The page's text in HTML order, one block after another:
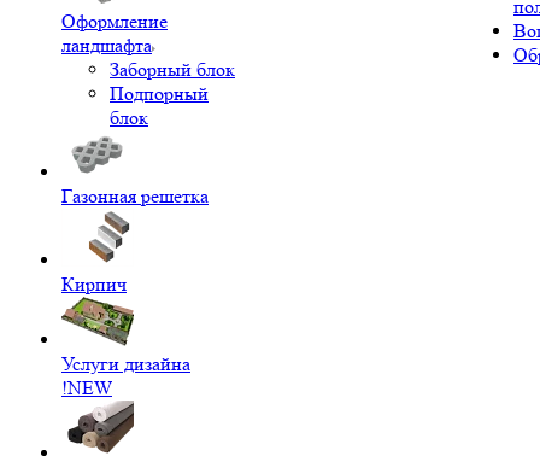
Оформление
ландшафта
Заборный блок
Подпорный
блок
Газонная решетка
Кирпич
Услуги дизайна
!NEW